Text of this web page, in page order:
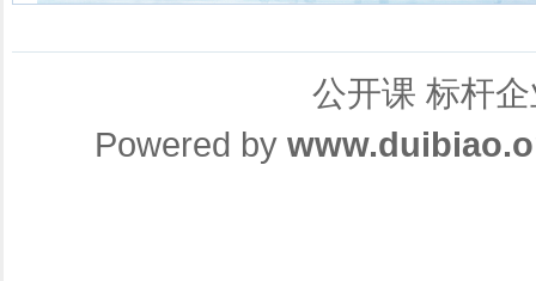
公开课 标杆
Powered by